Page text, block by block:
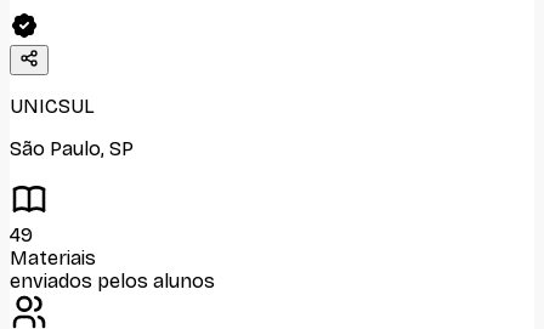
UNICSUL
São Paulo, SP
49
Materiais
enviados pelos alunos